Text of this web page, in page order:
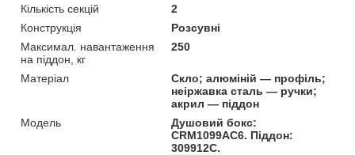
Кількість секцій
2
Конструкція
Розсувні
Максимал. навантаження
на піддон, кг
250
Матеріал
Скло; алюміній — профіль;
неіржавка сталь — ручки;
акрил — піддон
Мoдель
Душовий бокс:
CRM1099AC6. Піддон:
309912C.